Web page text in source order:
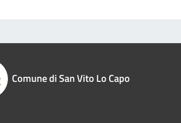
Comune di San Vito Lo Capo